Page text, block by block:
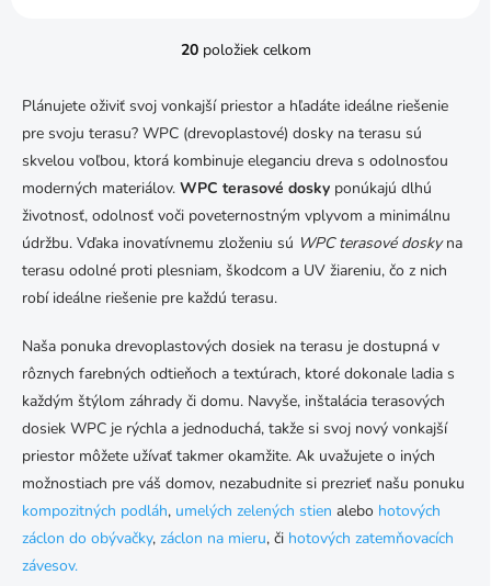
O
l
d
a
c
e
p
r
k
v
ý
p
i
s
u
20položiek celkom
Plánujete oživiť svoj vonkajší priestor a hľadáte ideálne riešenie
pre svoju terasu? WPC (drevoplastové) dosky na terasu sú
skvelou voľbou, ktorá kombinuje eleganciu dreva s odolnosťou
moderných materiálov. WPC terasové dosky ponúkajú dlhú
životnosť, odolnosť voči poveternostným vplyvom a minimálnu
údržbu. Vďaka inovatívnemu zloženiu sú WPC terasové doskyna
terasu odolné proti plesniam, škodcom a UV žiareniu, čo z nich
robí ideálne riešenie pre každú terasu.
Naša ponuka drevoplastových dosiek na terasu je dostupná v
rôznych farebných odtieňoch a textúrach, ktoré dokonale ladia s
každým štýlom záhrady či domu. Navyše, inštalácia terasových
dosiek WPC je rýchla a jednoduchá, takže si svoj nový vonkajší
priestor môžete užívať takmer okamžite. Ak uvažujete o iných
možnostiach pre váš domov, nezabudnite si prezrieť našu ponuku
kompozitných podláh, umelých zelených stien alebo hotových
záclon do obývačky, záclon na mieru, či hotových zatemňovacích
závesov.